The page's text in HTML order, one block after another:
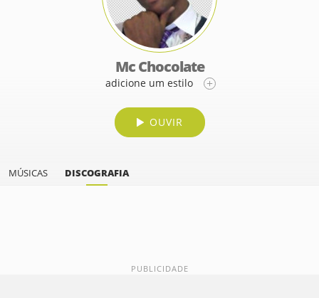
Mc Chocolate
adicione um estilo
OUVIR
MÚSICAS DISCOGRAFIA